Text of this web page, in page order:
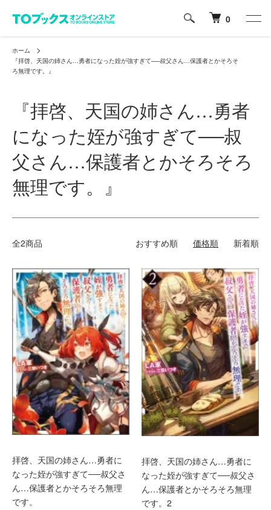
0
ホーム
『拝啓、天国の姉さん…勇者になった姪が強すぎて──叔父さん…保護者とかそろそ
ろ無理です。』
『拝啓、天国の姉さん…勇者
になった姪が強すぎて──叔
父さん…保護者とかそろそろ
無理です。』
全2商品 おすすめ順 価格順 新着順
拝啓、天国の姉さん…勇者に
なった姪が強すぎて──叔父さ
ん…保護者とかそろそろ無理
です。
拝啓、天国の姉さん…勇者に
なった姪が強すぎて──叔父さ
ん…保護者とかそろそろ無理
です。2